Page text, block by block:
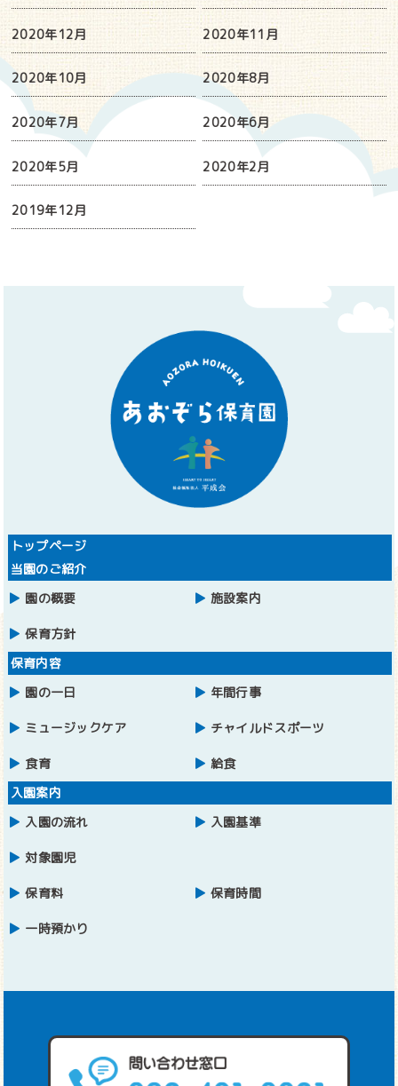
2020年12月 2020年11月
2020年10月 2020年8月
2020年7月 2020年6月
2020年5月 2020年2月
2019年12月
トップページ
当園のご紹介
園の概要
施設案内
保育方針
保育内容
園の一日
年間行事
ミュージックケア チャイルドスポーツ
食育
給食
入園案内
入園の流れ
入園基準
対象園児
保育料 保育時間
一時預かり